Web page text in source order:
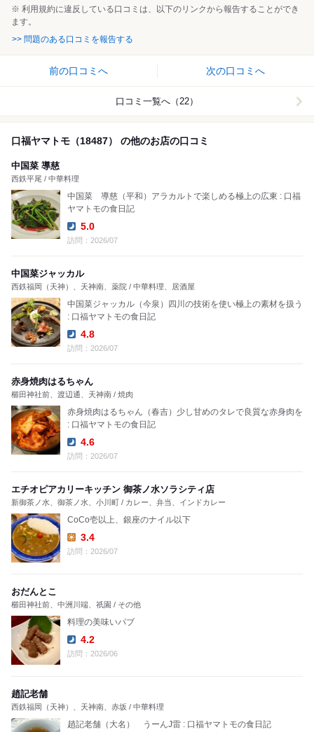
※ 利用規約に違反している口コミは、以下のリンクから報告することができ
ます。
>> 問題のある口コミを報告する
前の口コミへ 次の口コミへ
口コミ一覧へ（22）
口福ヤマトモ（18487） の他のお店の口コミ
中国菜 導慈
西鉄平尾 / 中華料理
中国菜 導慈（平和）アラカルトで楽しめる極上の広東 : 口福
ヤマトモの食日記
Dinner:
5.0
訪問：2026/07
中国菜ジャッカル
西鉄福岡（天神）、天神南、薬院 / 中華料理、居酒屋
中国菜ジャッカル（今泉）四川の技術を使い極上の素材を扱う
: 口福ヤマトモの食日記
Dinner:
4.8
訪問：2026/07
赤身焼肉はるちゃん
櫛田神社前、渡辺通、天神南 / 焼肉
赤身焼肉はるちゃん（春吉）少し甘めのタレで良質な赤身肉を
: 口福ヤマトモの食日記
Dinner:
4.6
訪問：2026/07
エチオピアカリーキッチン 御茶ノ水ソラシティ店
新御茶ノ水、御茶ノ水、小川町 / カレー、弁当、インドカレー
CoCo壱以上、銀座のナイル以下
Lunch:
3.4
訪問：2026/07
おだんとこ
櫛田神社前、中洲川端、祇園 / その他
料理の美味いパブ
Dinner:
4.2
訪問：2026/06
趙記老舗
西鉄福岡（天神）、天神南、赤坂 / 中華料理
趙記老舗（大名） うーんJ雷 : 口福ヤマトモの食日記